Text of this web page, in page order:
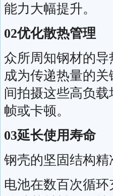
能力大幅提升。
02优化散热管理
众所周知钢材的
成为传递热量的
间拍摄这些高负
帧或卡顿。
03延长使用寿命
钢壳的坚固结构
电池在数百次循